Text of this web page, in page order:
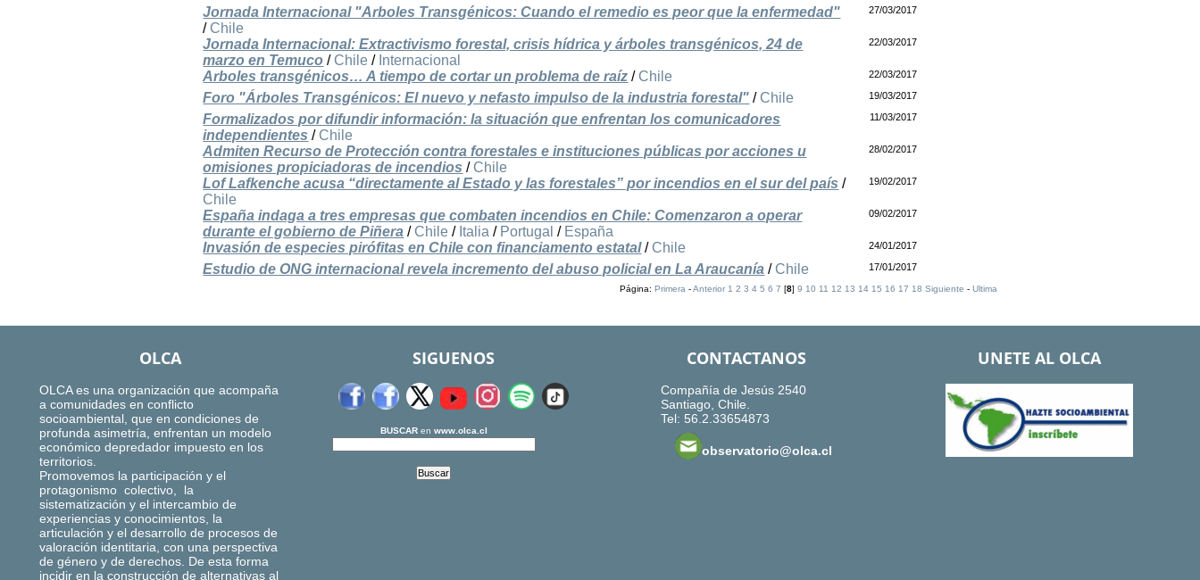
Jornada Internacional "Arboles Transgénicos: Cuando el remedio es peor que la enfermedad"
/ Chile
27/03/2017
Jornada Internacional: Extractivismo forestal, crisis hídrica y árboles transgénicos, 24 de
marzo en Temuco / Chile / Internacional
22/03/2017
Arboles transgénicos… A tiempo de cortar un problema de raíz / Chile 22/03/2017
Foro "Árboles Transgénicos: El nuevo y nefasto impulso de la industria forestal" / Chile 19/03/2017
Formalizados por difundir información: la situación que enfrentan los comunicadores
independientes / Chile
11/03/2017
Admiten Recurso de Protección contra forestales e instituciones públicas por acciones u
omisiones propiciadoras de incendios / Chile
28/02/2017
Lof Lafkenche acusa “directamente al Estado y las forestales” por incendios en el sur del país /
Chile
19/02/2017
España indaga a tres empresas que combaten incendios en Chile: Comenzaron a operar
durante el gobierno de Piñera / Chile / Italia / Portugal / España
09/02/2017
Invasión de especies pirófitas en Chile con financiamento estatal/ Chile 24/01/2017
Estudio de ONG internacional revela incremento del abuso policial en La Araucanía / Chile 17/01/2017
Página: Primera-Anterior 1 2 3 4 5 6 7 [8] 9 10 11 12 13 14 15 16 17 18 Siguiente - Ultima
OLCA
OLCA es una organización que acompaña
a comunidades en conflicto
socioambiental, que en condiciones de
profunda asimetría, enfrentan un modelo
económico depredador impuesto en los
territorios.
Promovemos la participación y el
protagonismo colectivo, la
sistematización y el intercambio de
experiencias y conocimientos, la
articulación y el desarrollo de procesos de
valoración identitaria, con una perspectiva
de género y de derechos. De esta forma
incidir en la construcción de alternativas al
SIGUENOS
BUSCARen www.olca.cl
CONTACTANOS
Compañía de Jesús 2540
Santiago, Chile.
Tel: 56.2.33654873
observatorio@olca.cl
UNETE AL OLCA